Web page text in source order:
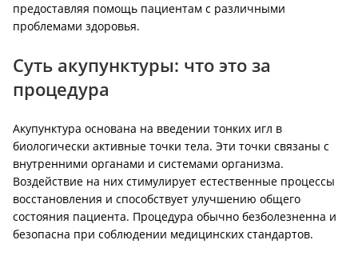
предоставляя помощь пациентам с различными
проблемами здоровья.
Суть акупунктуры: что это за
процедура
Акупунктура основана на введении тонких игл в
биологически активные точки тела. Эти точки связаны с
внутренними органами и системами организма.
Воздействие на них стимулирует естественные процессы
восстановления и способствует улучшению общего
состояния пациента. Процедура обычно безболезненна и
безопасна при соблюдении медицинских стандартов.